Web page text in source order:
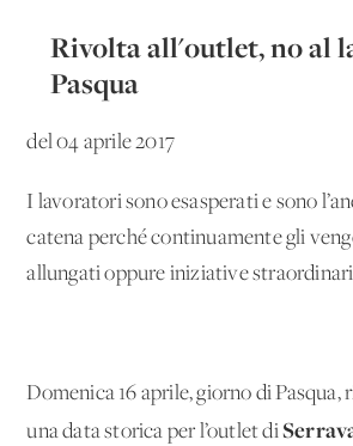
Rivolta all'outlet, no al
Pasqua
del 04 aprile 2017
I lavoratori sono esasperati e sono
catena perché continuamente gli
allungati oppure iniziative
Domenica 16 aprile, giorno di Pasqua,
una data storica per l’outlet di